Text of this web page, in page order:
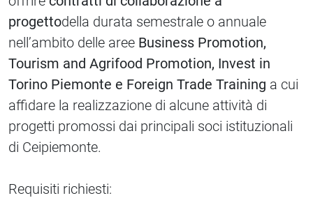
progettodella durata semestrale o annuale
nell’ambito delle aree Business Promotion,
Tourism and Agrifood Promotion, Invest in
Torino Piemonte e Foreign Trade Training a cui
affidare la realizzazione di alcune attività di
progetti promossi dai principali soci istituzionali
di Ceipiemonte.
Requisiti richiesti: